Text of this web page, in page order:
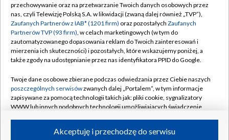
Abonament TVP
Emisja w TVP
Centrum informacji TVP
Naziemna Telewizja Cyfrowa
Rada Programowa
System NOS
Informacje o nadawcy
Program dla prasy
Regulamin TVP
Polityka prywatności
Moje zgody
Pomoc
Kontakt
Kanały
przechowywanie oraz na przetwarzanie Twoich danych osobowych przez
nas, czyli Telewizję Polską S.A. w likwidacji (zwaną dalej również „TVP”),
Zaufanych Partnerów z IAB* (1201 firm) oraz pozostałych Zaufanych
Partnerów TVP (93 firm), w celach marketingowych (w tym do
zautomatyzowanego dopasowania reklam do Twoich zainteresowań i
mierzenia ich skuteczności) i pozostałych, które wskazujemy poniżej, a
także zgody na udostępnianie przez nas identyfikatora PPID do Google.
Twoje dane osobowe zbierane podczas odwiedzania przez Ciebie naszych
poszczególnych serwisówzwanych dalej „Portalem”, w tym informacje
zapisywane za pomocą technologii takich jak: pliki cookie, sygnalizatory
WWW lub innych podobnych technologii umożliwiających świadczenie
ruchu w Internecie.Akceptuję i przechodzę do serwisu